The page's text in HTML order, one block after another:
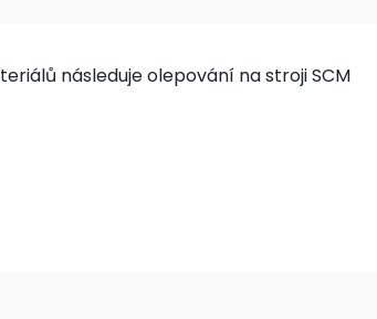
následuje olepování na stroji SCM